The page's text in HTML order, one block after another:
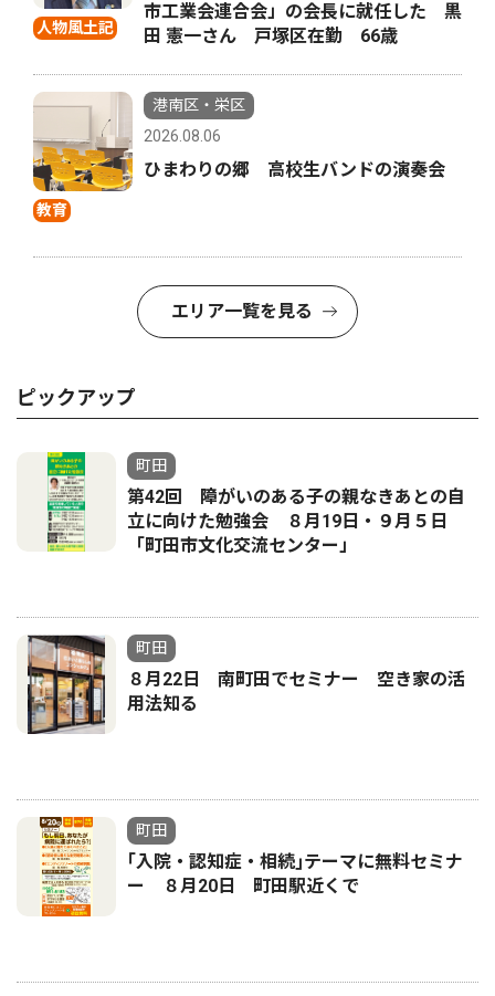
人物風土記
市工業会連合会」の会長に就任した 黒
田 憲一さん 戸塚区在勤 66歳
教育
港南区・栄区
2026.08.06
ひまわりの郷 高校生バンドの演奏会
エリア一覧を見る
ピックアップ
町田
第42回 障がいのある子の親なきあとの自
立に向けた勉強会 ８月19日・９月５日
「町田市文化交流センター」
町田
８月22日 南町田でセミナー 空き家の活
用法知る
町田
｢入院・認知症・相続｣テーマに無料セミナ
ー ８月20日 町田駅近くで